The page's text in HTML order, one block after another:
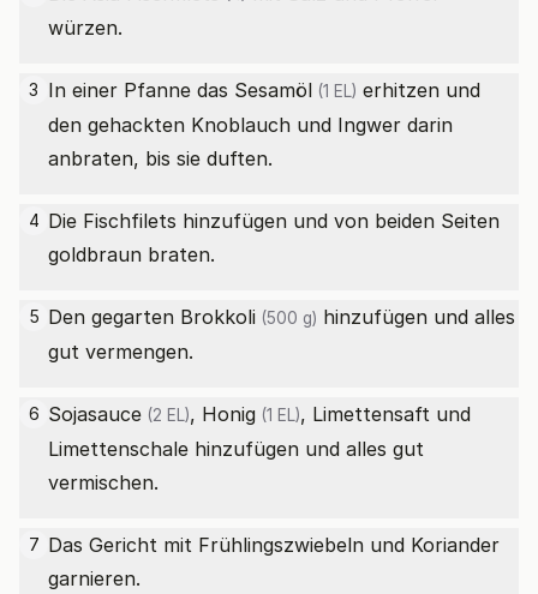
würzen.
3 In einer Pfanne das Sesamöl (1 EL) erhitzen und
den gehackten Knoblauch und Ingwer darin
anbraten, bis sie duften.
4 Die Fischfilets hinzufügen und von beiden Seiten
goldbraun braten.
5 Den gegarten Brokkoli (500 g) hinzufügen und alles
gut vermengen.
6 Sojasauce (2 EL), Honig (1 EL), Limettensaft und
Limettenschale hinzufügen und alles gut
vermischen.
7 Das Gericht mit Frühlingszwiebeln und Koriander
garnieren.